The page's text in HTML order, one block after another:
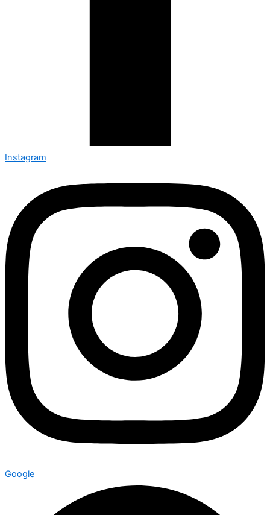
Instagram
Google